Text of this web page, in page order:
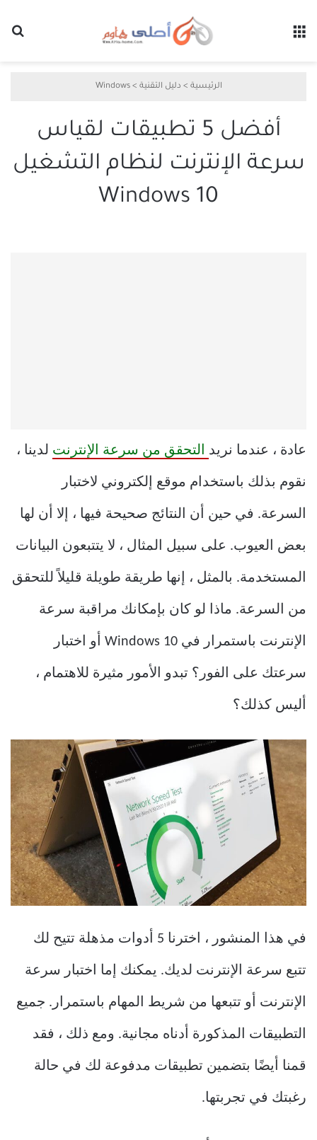
الرئيسية > دليل التقنية >
Windows
أفضل 5 تطبيقات لقياس
سرعة الإنترنت لنظام التشغيل
Windows 10
عادة ، عندما نريد التحقق من سرعة الإنترنت لدينا ،
نقوم بذلك باستخدام موقع إلكتروني لاختبار
السرعة. في حين أن النتائج صحيحة فيها ، إلا أن لها
بعض العيوب. على سبيل المثال ، لا يتتبعون البيانات
المستخدمة. بالمثل ، إنها طريقة طويلة قليلاً للتحقق
من السرعة. ماذا لو كان بإمكانك مراقبة سرعة
الإنترنت باستمرار في Windows 10 أو اختبار
سرعتك على الفور؟ تبدو الأمور مثيرة للاهتمام ،
أليس كذلك؟
في هذا المنشور ، اخترنا 5 أدوات مذهلة تتيح لك
تتبع سرعة الإنترنت لديك. يمكنك إما اختبار سرعة
الإنترنت أو تتبعها من شريط المهام باستمرار. جميع
التطبيقات المذكورة أدناه مجانية. ومع ذلك ، فقد
قمنا أيضًا بتضمين تطبيقات مدفوعة لك في حالة
رغبتك في تجربتها.